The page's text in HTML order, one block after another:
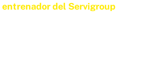
entrenador del Servigroup